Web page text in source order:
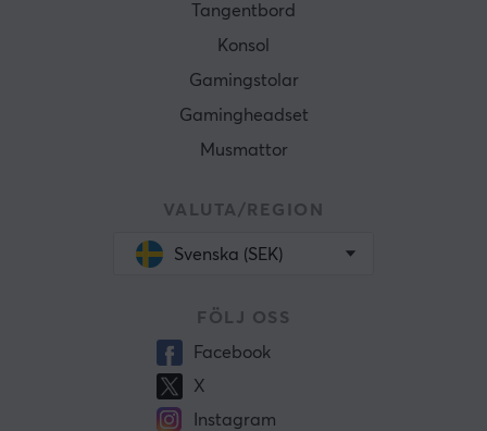
Tangentbord
Konsol
Gamingstolar
Gamingheadset
Musmattor
VALUTA/REGION
Svenska (SEK)
FÖLJ OSS
Facebook
X
Instagram